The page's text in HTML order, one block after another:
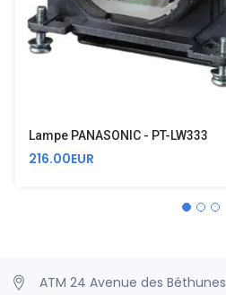
Lampe PANASONIC - PT-LW333
216.00EUR
ATM 24 Avenue des Béthunes